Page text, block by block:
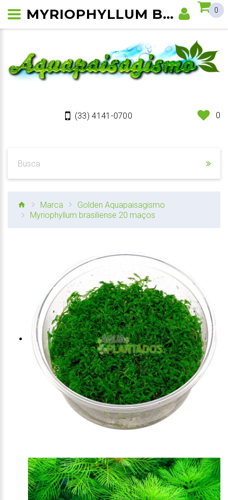
(33) 4141-0700 0
0
Marca
Golden Aquapaisagismo
Myriophyllum brasiliense 20 maços
MYRIOPHYLLUM BRASILIENSE 20 MAÇOS